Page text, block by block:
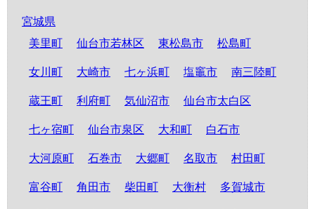
宮城県
美里町
仙台市若林区 東松島市 松島町
女川町 大崎市 七ヶ浜町 塩竈市 南三陸町
蔵王町 利府町 気仙沼市 仙台市太白区
七ヶ宿町 仙台市泉区 大和町 白石市
大河原町 石巻市 大郷町 名取市 村田町
富谷町 角田市 柴田町 大衡村 多賀城市